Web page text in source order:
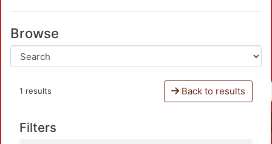
Browse
1 results Back to results
Filters